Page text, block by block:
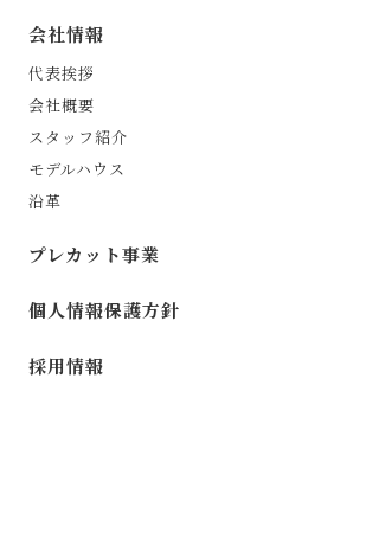
会社情報
代表挨拶
会社概要
スタッフ紹介
モデルハウス
沿革
プレカット事業
個人情報保護方針
採用情報